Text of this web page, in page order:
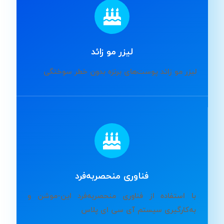
لیزر مو زائد
لیزر مو زائد پوست‌های برنزه بدون خطر سوختگی
فناوری منحصربه‌فرد
با استفاده از فناوری منحصربه‌فرد این-موشن و
به‌کارگیری سیستم آی سی ای پلاس